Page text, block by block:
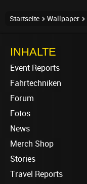
Startseite Wallpaper
INHALTE
Event Reports
Fahrtechniken
Forum
Fotos
News
Merch Shop
Stories
Travel Reports